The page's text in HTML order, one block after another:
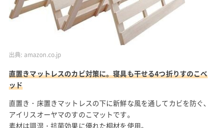
出典: amazon.co.jp
直置きマットレスのカビ対策に。寝具も干せる4つ折りすのこベ
ッド
直置き・床置きマットレスの下に新鮮な風を通してカビを防ぐ、
アイリスオーヤマのすのこマットです。
素材は調湿・抗菌効果に優れた桐材を使用。